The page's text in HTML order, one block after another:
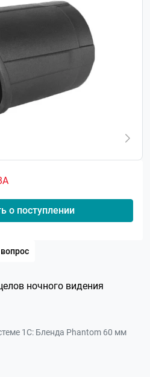
о поступлении
ночного видения
1С: Бленда Phantom 60 мм